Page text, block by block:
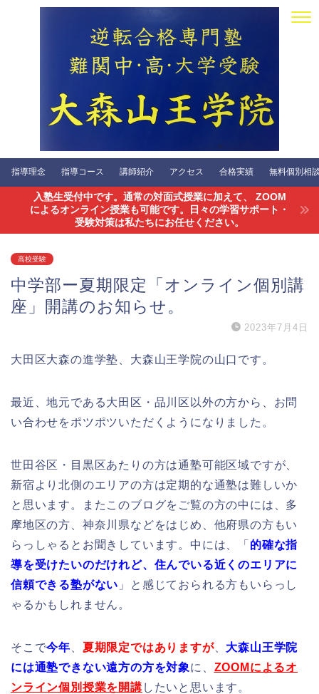
指導理念 指導コース 講師紹介 アクセス 合格実績 無料個別相
入塾生受付中です。通常の対面式授業に加えて、 ZOOM
によるオンライン授業も可能です。日々の学習サポート・
受験対策は私たちにお任せください。
高校受験
中学部ー夏期限定「オンライン個別講
座」開講のお知らせ。
2023年7月4日
大田区大森の進学塾、大森山王学院の山口です。
最近、地元である大田区・品川区以外の方から、お問
い合わせをポツポツいただくようになりました。
世田谷区・目黒区あたりの方は通塾可能区域ですが、
新宿より北側のエリアの方は定期的な通塾は難しいか
と思います。またこのブログをご覧の方の中には、多
摩地区の方、神奈川県などをはじめ、他府県の方もい
らっしゃるとお聞きしています。中には、「 的確な指
導を受けたいのだけれど、住んでいる近くのエリアに
信頼できる塾がない 」と感じておられる方もいらっし
ゃるかもしれません。
そこで今年 夏期限定ではありますが、 大森山王学院
には通塾できない遠方の方を対象に、 ZOOMによるオ
ンライン個別授業を開講 したいと思います。